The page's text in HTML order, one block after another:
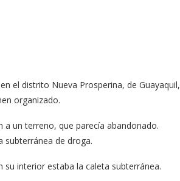
el distrito Nueva Prosperina, de Guayaquil,
organizado.
un terreno, que parecía abandonado.
subterránea de droga.
interior estaba la caleta subterránea.